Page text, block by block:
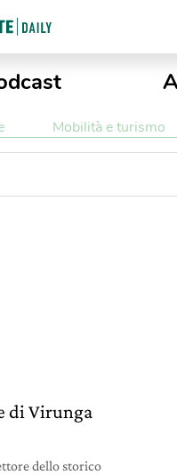
Mobilità e turismo
di Virunga
dello storico